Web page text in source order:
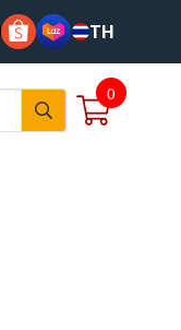
TH
0